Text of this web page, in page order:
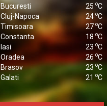
Bucuresti 25 oC
Cluj-Napoca
24 oC
Timisoara
27oC
Constanta
18 oC
Iasi
23 oC
Oradea
26 oC
Brasov
23 oC
Galati
21 oC